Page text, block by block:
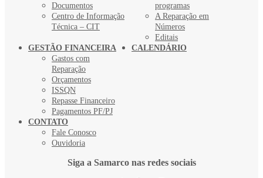
Documentos
Centro de Informação
Técnica – CIT
programas
A Reparação em
Números
Editais
GESTÃO FINANCEIRA
Gastos com
Reparação
Orçamentos
ISSQN
Repasse Financeiro
Pagamentos PF/PJ
CALENDÁRIO
CONTATO
Fale Conosco
Ouvidoria
Siga a Samarco nas redes sociais